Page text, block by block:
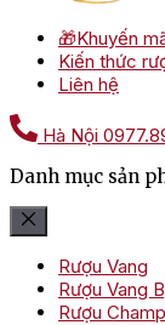
🎁Khuyến
Kiến thức
Liên hệ
Hà Nội
Danh mục sản
Rượu Vang
Rượu Vang
Rượu